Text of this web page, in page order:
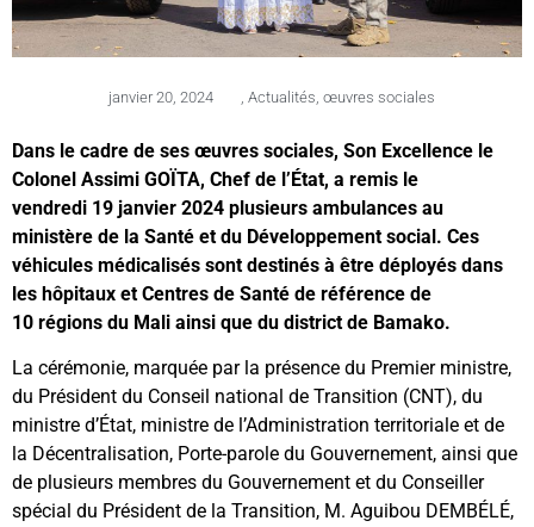
janvier 20, 2024 Actualités œuvres sociales
Dans le cadre de ses œuvres sociales, Son Excellence le
Colonel Assimi GOÏTA, Chef de l’État, a remis le
vendredi 19 janvier 2024 plusieurs ambulances au
ministère de la Santé et du Développement social. Ces
véhicules médicalisés sont destinés à être déployés dans
les hôpitaux et Centres de Santé de référence de
10 régions du Mali ainsi que du district de Bamako.
La cérémonie, marquée par la présence du Premier ministre,
du Président du Conseil national de Transition (CNT), du
ministre d’État, ministre de l’Administration territoriale et de
la Décentralisation, Porte-parole du Gouvernement, ainsi que
de plusieurs membres du Gouvernement et du Conseiller
spécial du Président de la Transition, M. Aguibou DEMBÉLÉ,